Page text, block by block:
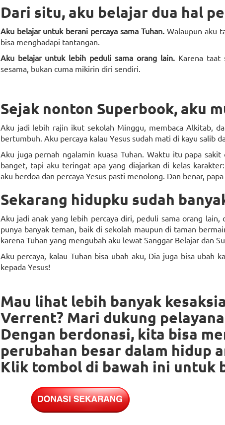
Dari situ, aku belajar dua hal
Aku belajar untuk berani percaya sama Tuhan. Walaupun aku
bisa menghadapi tantangan.
Aku belajar untuk lebih peduli sama orang lain. Karena taat
sesama, bukan cuma mikirin diri sendiri.
Sejak nonton Superbook, aku
Aku jadi lebih rajin ikut sekolah Minggu, membaca Alkitab,
bertumbuh. Aku percaya kalau Yesus sudah mati di kayu salib
Aku juga pernah ngalamin kuasa Tuhan. Waktu itu papa
banget, tapi aku teringat apa yang diajarkan di kelas
aku berdoa dan percaya Yesus pasti menolong. Dan benar,
Sekarang hidupku sudah
Aku jadi anak yang lebih percaya diri, peduli sama orang
punya banyak teman, baik di sekolah maupun di taman
karena Tuhan yang mengubah aku lewat Sanggar Belajar dan
Aku percaya, kalau Tuhan bisa ubah aku, Dia juga bisa ubah
kepada Yesus!
Mau lihat lebih banyak
Verrent? Mari dukung
Dengan berdonasi, kita bisa
perubahan besar dalam hidup
Klik tombol di bawah ini untuk